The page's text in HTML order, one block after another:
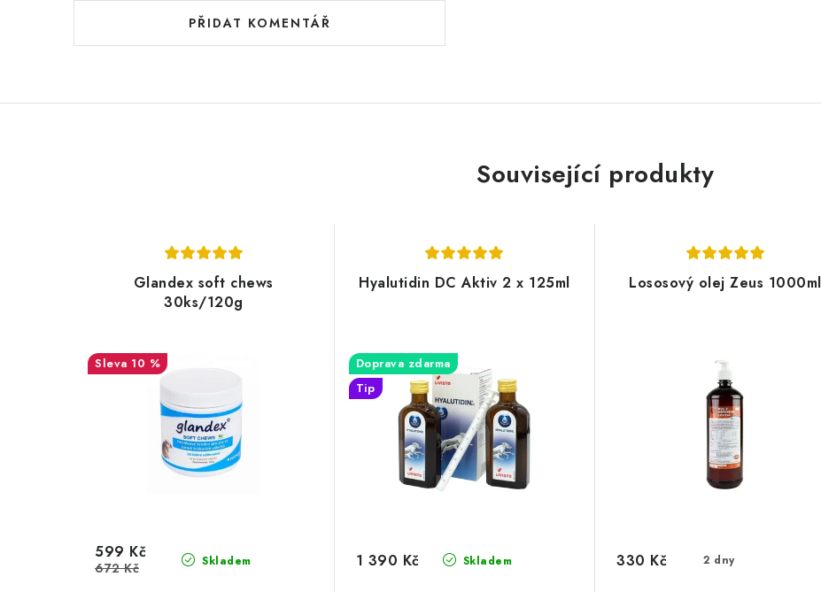
PŘIDAT KOMENTÁŘ
Související produkty
Glandex soft chews
30ks/120g
10 %
Skladem
599 Kč
672 Kč
Hyalutidin DC Aktiv 2 x 125ml
Doprava zdarma
Tip
Skladem
1 390 Kč
Lososový olej Zeus 1000ml
2 dny
330 Kč